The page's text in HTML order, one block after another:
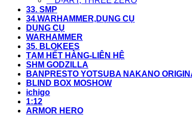
33. SMP
34.WARHAMMER,DỤNG CỤ
DỤNG CỤ
WARHAMMER
35. BLOKEES
TẠM HẾT HÀNG-LIÊN HỆ
SHM GODZILLA
BANPRESTO YOTSUBA NAKANO
BLIND BOX MOSHOW
ichigo
1:12
ARMOR HERO